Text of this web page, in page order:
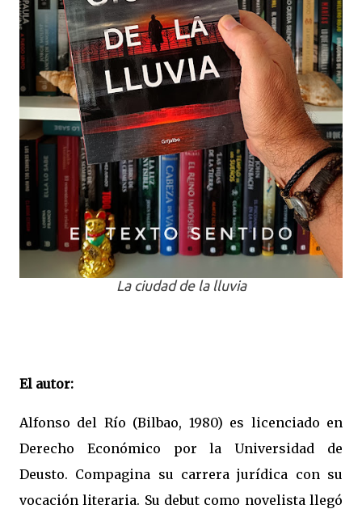
La ciudad de la lluvia
El autor:
Alfonso del Río (Bilbao, 1980) es licenciado en
Derecho Económico por la Universidad de
Deusto. Compagina su carrera jurídica con su
vocación literaria. Su debut como novelista llegó